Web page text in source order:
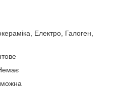
Електро, Галоген,